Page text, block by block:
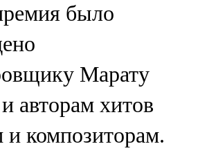
было
Марату
авторам хитов
и композиторам.